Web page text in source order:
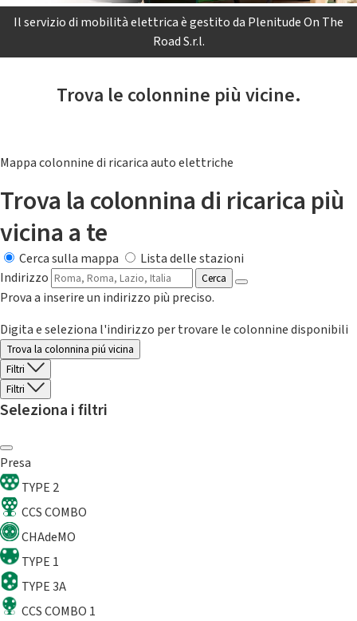
Il servizio di mobilità elettrica è gestito da Plenitude On The
Road S.r.l.
Trova le colonnine più vicine.
Mappa colonnine di ricarica auto elettriche
Trova la colonnina di ricarica più
vicina a te
Cerca sulla mappa
Lista delle stazioni
Indirizzo
Cerca
Prova a inserire un indirizzo più preciso.
Digita e seleziona l'indirizzo per trovare le colonnine disponibili
Trova la colonnina piú vicina
Filtri
Filtri
Seleziona i filtri
Presa
TYPE 2
CCS COMBO
CHAdeMO
TYPE 1
TYPE 3A
CCS COMBO 1